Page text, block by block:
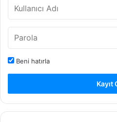
Beni hatırla
Kayıt